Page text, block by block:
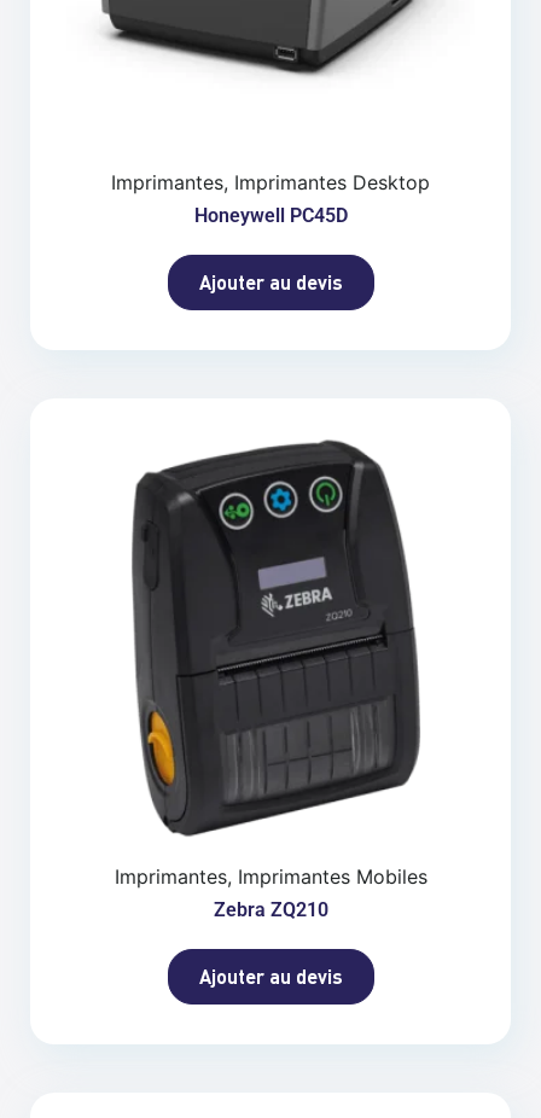
Imprimantes, Imprimantes Desktop
Honeywell PC45D
Ajouter au devis
Imprimantes, Imprimantes Mobiles
Zebra ZQ210
Ajouter au devis